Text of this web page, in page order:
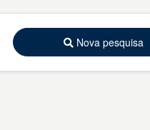
Nova pesquisa